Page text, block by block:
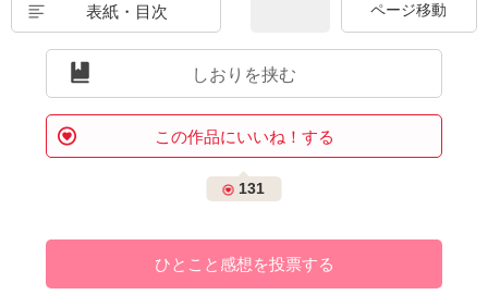
表紙・目次
しおりを挟む
この作品にいいね！する
131
ひとこと感想を投票する